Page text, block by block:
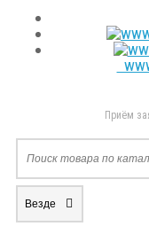
Приём
Везде